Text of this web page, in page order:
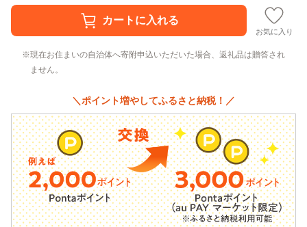
お気に入り
現在お住まいの自治体へ寄附申込いただいた場合、返礼品は贈答され
ません。
＼ポイント増やしてふるさと納税！／